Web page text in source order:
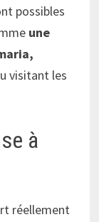
possibles
une
visitant les
à
réellement